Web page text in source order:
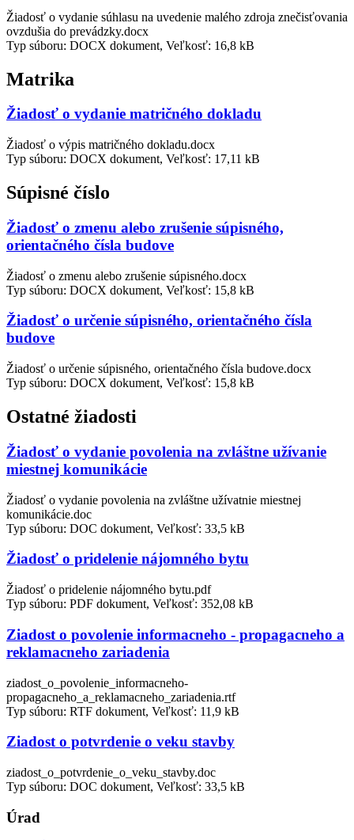
Žiadosť o vydanie súhlasu na uvedenie malého zdroja znečisťovania
ovzdušia do prevádzky.docx
Typ súboru: DOCX dokument, Veľkosť: 16,8 kB
Matrika
Žiadosť o vydanie matričného dokladu
Žiadosť o výpis matričného dokladu.docx
Typ súboru: DOCX dokument, Veľkosť: 17,11 kB
Súpisné číslo
Žiadosť o zmenu alebo zrušenie súpisného,
orientačného čísla budove
Žiadosť o zmenu alebo zrušenie súpisného.docx
Typ súboru: DOCX dokument, Veľkosť: 15,8 kB
Žiadosť o určenie súpisného, orientačného čísla
budove
Žiadosť o určenie súpisného, orientačného čísla budove.docx
Typ súboru: DOCX dokument, Veľkosť: 15,8 kB
Ostatné žiadosti
Žiadosť o vydanie povolenia na zvláštne užívanie
miestnej komunikácie
Žiadosť o vydanie povolenia na zvláštne užívatnie miestnej
komunikácie.doc
Typ súboru: DOC dokument, Veľkosť: 33,5 kB
Žiadosť o pridelenie nájomného bytu
Žiadosť o pridelenie nájomného bytu.pdf
Typ súboru: PDF dokument, Veľkosť: 352,08 kB
Ziadost o povolenie informacneho - propagacneho a
reklamacneho zariadenia
ziadost_o_povolenie_informacneho-
propagacneho_a_reklamacneho_zariadenia.rtf
Typ súboru: RTF dokument, Veľkosť: 11,9 kB
Ziadost o potvrdenie o veku stavby
ziadost_o_potvrdenie_o_veku_stavby.doc
Typ súboru: DOC dokument, Veľkosť: 33,5 kB
Úrad